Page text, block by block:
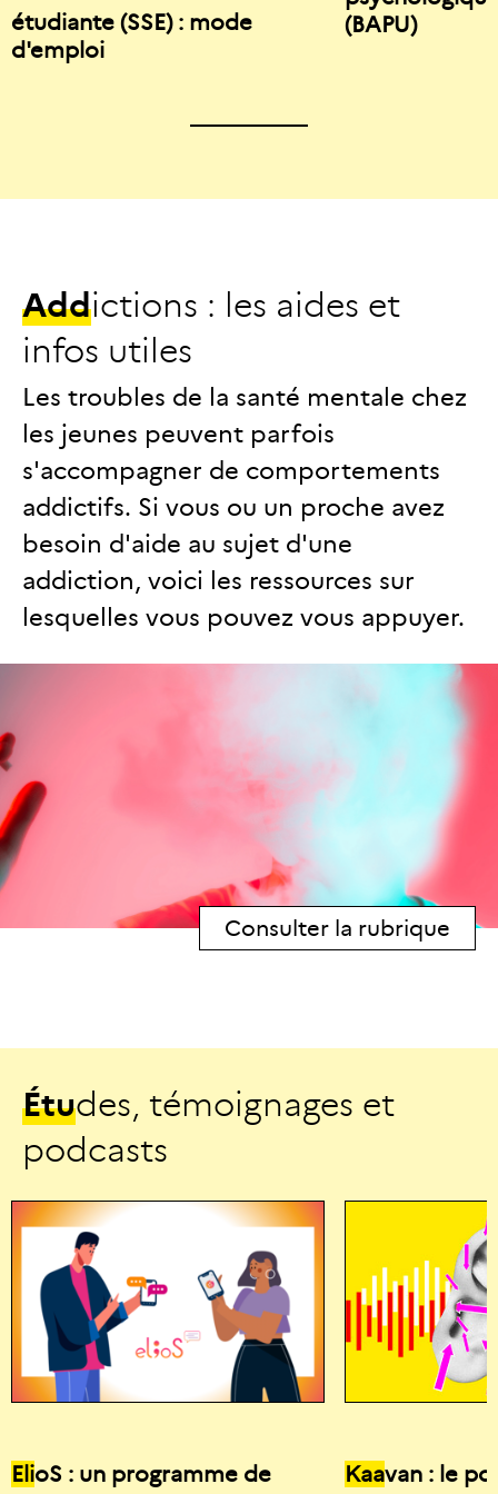
étudiante (SSE) : mode
d'emploi
(BAPU)
Addictions : les aides et
infos utiles
Les troubles de la santé mentale chez
les jeunes peuvent parfois
s'accompagner de comportements
addictifs. Si vous ou un proche avez
besoin d'aide au sujet d'une
addiction, voici les ressources sur
lesquelles vous pouvez vous appuyer.
Consulter la rubrique
Études, témoignages et
podcasts
ElioS : un programme de
Kaavan : le